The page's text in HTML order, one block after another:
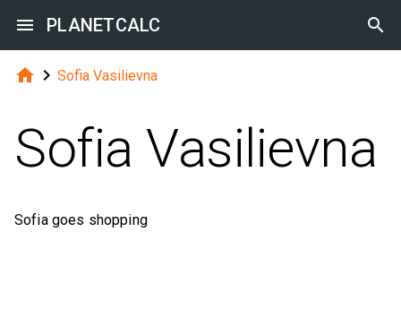
 PLANETCALC 
  Sofia Vasilievna
Sofia Vasilievna
Sofia goes shopping